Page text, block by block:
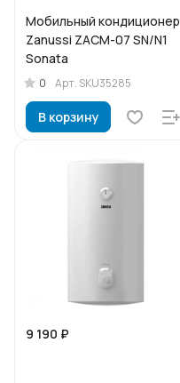
Мобильный кондиционер
Zanussi ZACM-07 SN/N1
Sonata
0 Арт. SKU35285
В корзину
9 190 ₽